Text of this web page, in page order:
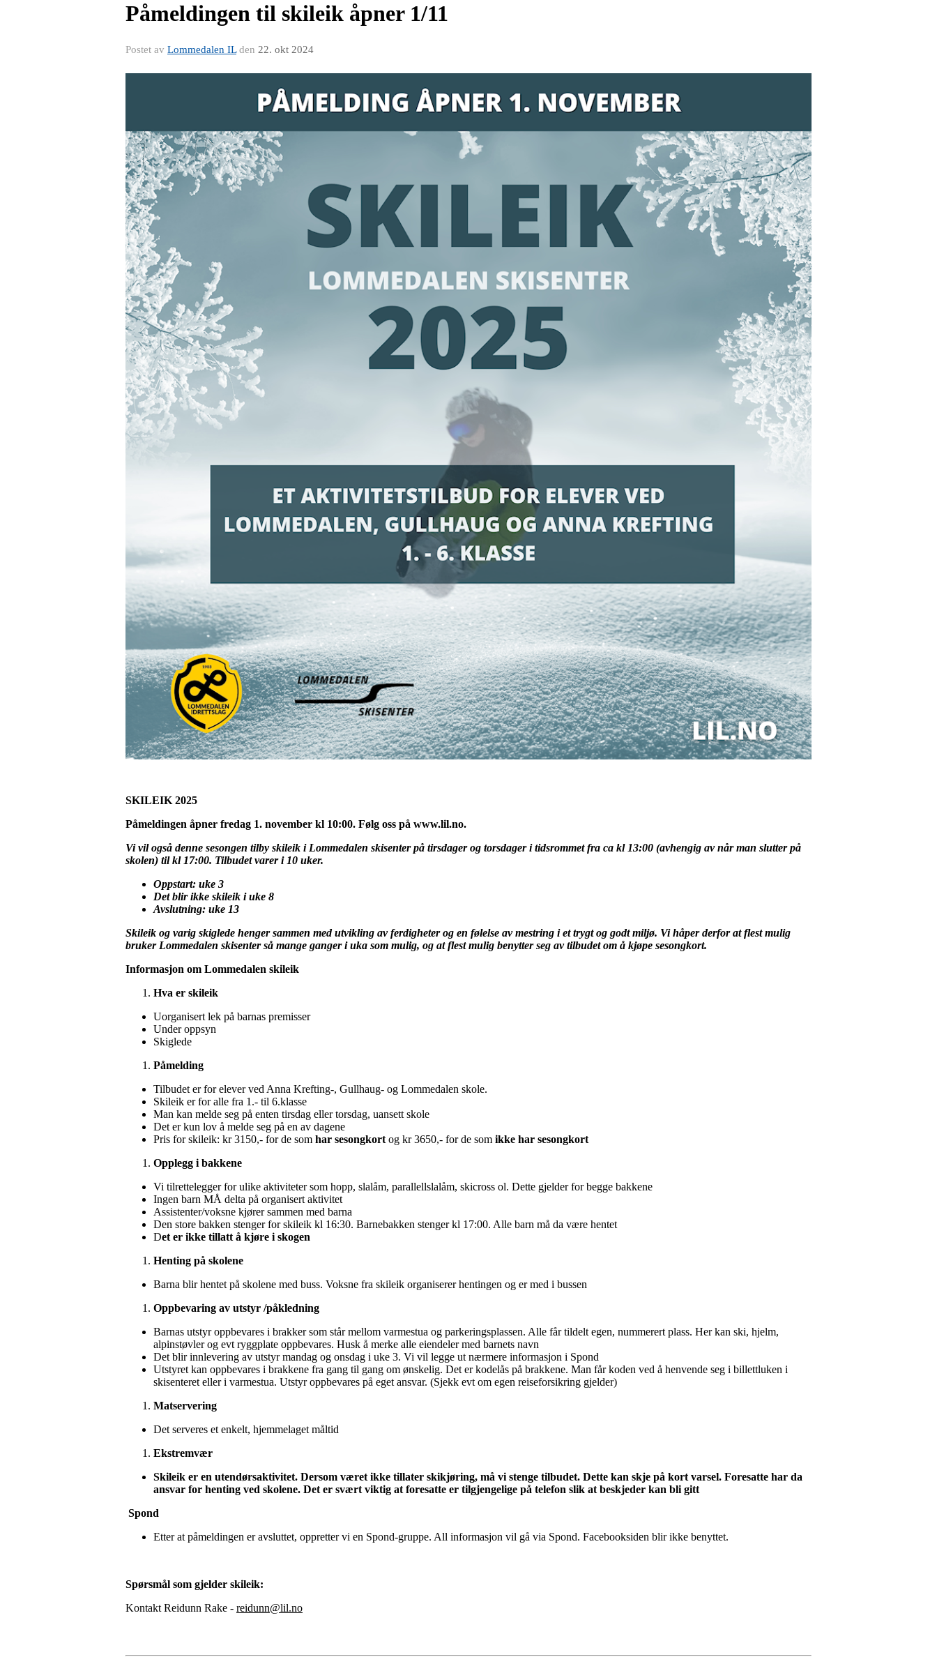
Påmeldingen til skileik åpner 1/11
Postet av Lommedalen ILden 22. okt 2024
SKILEIK 2025
Påmeldingen åpner fredag 1. november kl 10:00. Følg oss på www.lil.no.
Vi vil også denne sesongen tilby skileik i Lommedalen skisenter på tirsdager og torsdager i tidsrommet fra ca kl 13:00 (avhengig av når man slutter på
skolen) til kl 17:00. Tilbudet varer i 10 uker.
Oppstart: uke 3
Det blir ikke skileik i uke 8
Avslutning: uke 13
Skileik og varig skiglede henger sammen med utvikling av ferdigheter og en følelse av mestring i et trygt og godt miljø. Vi håper derfor at flest mulig
bruker Lommedalen skisenter så mange ganger i uka som mulig, og at flest mulig benytter seg av tilbudet om å kjøpe sesongkort.
Informasjon om Lommedalen skileik
Hva er skileik
Uorganisert lek på barnas premisser
Under oppsyn
Skiglede
Påmelding
Tilbudet er for elever ved Anna Krefting-, Gullhaug- og Lommedalen skole.
Skileik er for alle fra 1.- til 6.klasse
Man kan melde seg på enten tirsdag eller torsdag, uansett skole
Det er kun lov å melde seg på en av dagene
Pris for skileik: kr 3150,- for de som har sesongkort og kr 3650,- for de som ikke har sesongkort
Opplegg i bakkene
Vi tilrettelegger for ulike aktiviteter som hopp, slalåm, parallellslalåm, skicross ol. Dette gjelder for begge bakkene
Ingen barn MÅ delta på organisert aktivitet
Assistenter/voksne kjører sammen med barna
Den store bakken stenger for skileik kl 16:30. Barnebakken stenger kl 17:00. Alle barn må da være hentet
Det er ikke tillatt å kjøre i skogen
Henting på skolene
Barna blir hentet på skolene med buss. Voksne fra skileik organiserer hentingen og er med i bussen
Oppbevaring av utstyr /påkledning
Barnas utstyr oppbevares i brakker som står mellom varmestua og parkeringsplassen. Alle får tildelt egen, nummerert plass. Her kan ski, hjelm,
alpinstøvler og evt ryggplate oppbevares. Husk å merke alle eiendeler med barnets navn
Det blir innlevering av utstyr mandag og onsdag i uke 3. Vi vil legge ut nærmere informasjon i Spond
Utstyret kan oppbevares i brakkene fra gang til gang om ønskelig. Det er kodelås på brakkene. Man får koden ved å henvende seg i billettluken i
skisenteret eller i varmestua. Utstyr oppbevares på eget ansvar. (Sjekk evt om egen reiseforsikring gjelder)
Matservering
Det serveres et enkelt, hjemmelaget måltid
Ekstremvær
Skileik er en utendørsaktivitet. Dersom været ikke tillater skikjøring, må vi stenge tilbudet. Dette kan skje på kort varsel. Foresatte har da
ansvar for henting ved skolene. Det er svært viktig at foresatte er tilgjengelige på telefon slik at beskjeder kan bli gitt
Spond
Etter at påmeldingen er avsluttet, oppretter vi en Spond-gruppe. All informasjon vil gå via Spond. Facebooksiden blir ikke benyttet.
Spørsmål som gjelder skileik:
Kontakt Reidunn Rake - reidunn@lil.no